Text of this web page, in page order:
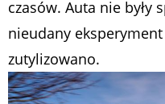
czasów. Auta nie były
nieudany
zutylizowano.